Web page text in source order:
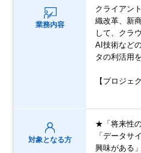
業務内容
クライアン
織改革、新
して、クラ
AI技術など
タの利活用
【プロジェ
対象となる方
★「将来性
「データサ
興味がある